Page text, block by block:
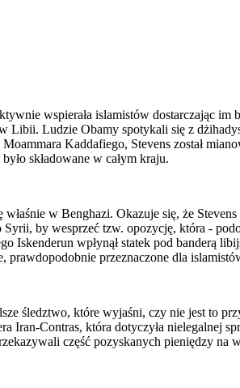
wspierała islamistów dostarczając
Libii. Ludzie Obamy spotykali się z
Kaddafiego, Stevens został
składowane w całym kraju.
właśnie w Benghazi. Okazuje się, że
Syrii, by wesprzeć tzw. opozycję, która -
Iskenderun wpłynął statek pod banderą
prawdopodobnie przeznaczone dla
śledztwo, które wyjaśni, czy nie jest to
Iran-Contras, która dotyczyła
część pozyskanych pieniędzy na